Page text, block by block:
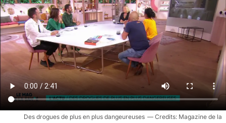
Des drogues de plus en plus dangeureuses
Magazine de la